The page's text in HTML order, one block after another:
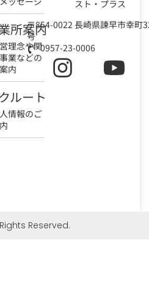
所案内
理念や関
業などの
内
ルート
情報のご
スト・プラス
〒854-0022 長崎県諫早市幸町
号
0957-23-0006
Reserved.